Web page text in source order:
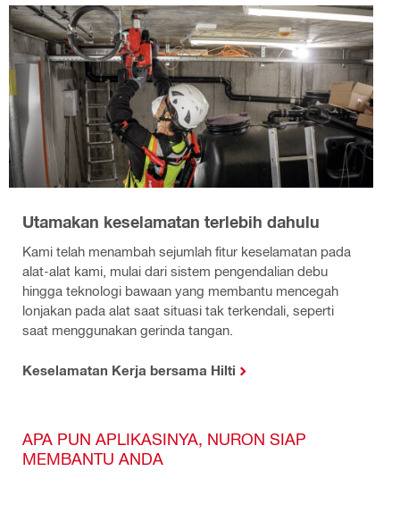
Utamakan keselamatan terlebih dahulu
Kami telah menambah sejumlah fitur keselamatan pada
alat-alat kami, mulai dari sistem pengendalian debu
hingga teknologi bawaan yang membantu mencegah
lonjakan pada alat saat situasi tak terkendali, seperti
saat menggunakan gerinda tangan.
Keselamatan Kerja bersama Hilti
APA PUN APLIKASINYA, NURON SIAP
MEMBANTU ANDA